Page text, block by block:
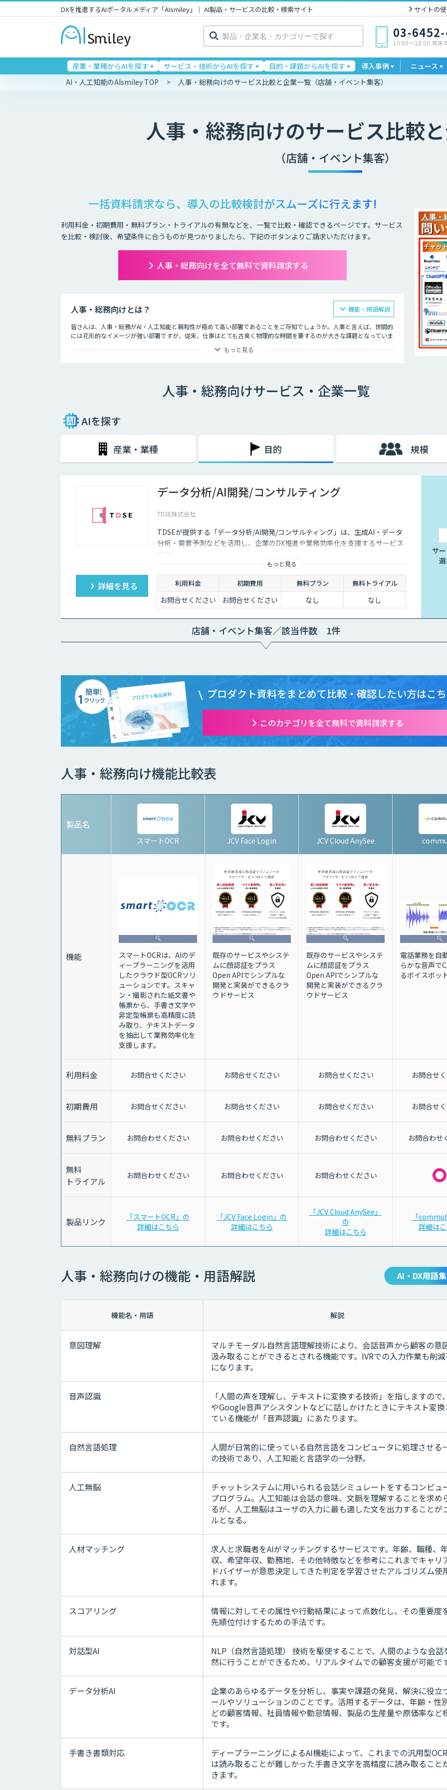
DXを推進するAIポータルメディア「AIsmiley」｜ AI製品・サービスの比較・検索サイト サイトの
検
索: 03-
10:00〜18:00 年末
産業・業種からAIを探す サービス・技術からAIを探す 目的・課題からAIを探す 導入事例
ニュース
AI・人工知能のAIsmiley TOP
人事・総務向けのサービス比較と企業一覧（店舗・イベント集客）
人事・総務向けのサービス比較
（店舗・イベント集客）
一括資料請求なら、導入の比較検討がスムーズに行えます!
利用料金・初期費用・無料プラン・トライアルの有無などを、一覧で比較・確認できるページです。サービス
を比較・検討後、希望条件に合うものが見つかりましたら、下記のボタンよりご請求いただけます。
人事・総務向けを全て無料で資料請求する
人事・総務向けとは？
皆さんは、人事・総務がAI・人工知能と親和性が極めて高い部署であることをご存知でしょうか。人事と言えば、世間的
には花形的なイメージが強い部署ですが、従来、仕事はとても古臭く物理的な時間を要するのが大きな課題となっていま
もっと見る
機能・用語解説
人事・総務向けサービス・企業一覧
AIを探す
産業・業種 目的 規模
データ分析/AI開発/コンサルティング
TDSE株式会社
TDSEが提供する「データ分析/AI開発/コンサルティング」は、生成AI・データ
分析・需要予測などを活用し、企業のDX推進や業務効率化を支援するサービス
です。
もっと見る
詳細を見る 利用料金 初期費用 無料プラン 無料トライアル
お問合せください お問合せください なし なし
サ
店舗・イベント集客／該当件数 1件
プロダクト資料をまとめて比較・確認したい方はこ
このカテゴリを全て無料で資料請求する
人事・総務向け機能比較表
製品名
スマートOCR JCV Face Login JCV Cloud AnySee
機能
スマートOCRは、AIのデ
ィープラーニングを活用
したクラウド型OCRソリ
ューションです。スキャ
ン・撮影された紙文書や
帳票から、手書き文字や
非定型帳票も高精度に読
み取り、テキストデータ
を抽出して業務効率化を
支援します。
既存のサービスやシステ
ムに顔認証をプラス
Open APIでシンプルな
開発と実装ができるクラ
ウドサービス
既存のサービスやシステ
ムに顔認証をプラス
Open APIでシンプルな
開発と実装ができるクラ
ウドサービス
電話業務を自
らかな音声で
るボイスボッ
利用料金 お問合せください お問合せください お問合せください お問合せ
初期費用 お問合せください お問合せください お問合せください お問合せ
無料プラン お問合わせください お問合わせください お問合わせください お問合わせ
無料
トライアル
お問合わせください お問合わせください お問合わせください
製品リンク
「スマートOCR」の
詳細はこちら
「JCV Face Login」の
詳細はこちら
「JCV Cloud AnySee」
の
詳細はこちら
「
詳細は
人事・総務向けの機能・用語解説 AI・DX用語集
機能名・用語 解説
意図理解
マルチモーダル自然言語理解技術により、会話音声から顧客の意
汲み取ることができるとされる機能です。IVRでの入力作業も削
になります。
音声認識
「人間の声を理解し、テキストに変換する技術」を指しますので
やGoogle音声アシスタントなどに話しかけたときにテキスト変
ている機能が「音声認識」にあたります。
自然言語処理
人間が日常的に使っている自然言語をコンピュータに処理させる
の技術であり、人工知能と言語学の一分野。
人工無脳
チャットシステムに用いられる会話シミュレートをするコンピュ
プログラム。人工知能は会話の意味、文脈を理解することを求め
るが、人工無脳はユーザの入力に最も適した文を出力することが
ルとなる。
人材マッチング
求人と求職者をAIがマッチングするサービスです。年齢、職種、
収、希望年収、勤務地、その他特徴などを参考にこれまでキャリ
ドバイザーが意思決定してきた判定を学習させたアルゴリズム使
れます。
スコアリング
情報に対してその属性や行動結果によって点数化し、その重要度
先順位付けするための手法です。
対話型AI
NLP（自然言語処理） 技術を駆使することで、人間のような会話
然に行うことができるため、リアルタイムでの顧客支援が可能で
データ分析AI
企業のあらゆるデータを分析し、事実や課題の発見、解決に役立
ールやソリューションのことです。活用するデータは、年齢・性
どの顧客情報、社員情報や勤怠情報、製品の生産量や原価率など
です。
手書き書類対応
ディープラーニングによるAI機能によって、これまでの汎用型
は読み取ることが難しかった手書き文字を高精度に読み取ること
きます。